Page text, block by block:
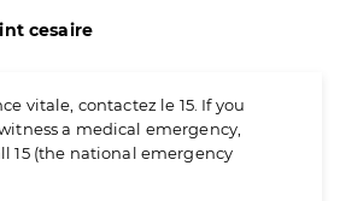
cesaire
vitale, contactez le 15. If you
a medical emergency,
15 (the national emergency